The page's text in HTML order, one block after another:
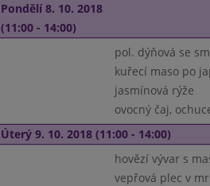
Pondělí 8. 10. 2018
(11:00 - 14:00)
pol. dýňová se
kuřecí maso po
jasmínová rýže
ovocný čaj,
Úterý 9. 10. 2018 (11:00 - 14:00)
hovězí vývar s
vepřová plec v